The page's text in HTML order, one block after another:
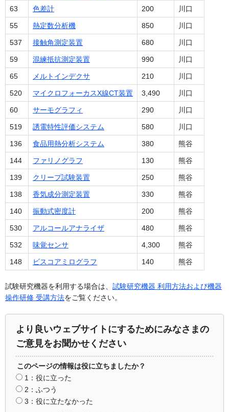
63 色差計 200 川口
55 熱定数分析機 850 川口
537 接触角測定装置 680 川口
59 混練抵抗測定装置 990 川口
65 メルトインデクサ 210 川口
520 マイクロフォーカスX線CT装置 3,490 川口
60 サーモグラフィ 290 川口
519 誘電特性評価システム 580 川口
136 食品用熱分析システム 380 熊谷
144 ファリノグラフ 130 熊谷
139 クリープ試験装置 250 熊谷
138 香気成分測定装置 330 熊谷
140 振動式密度計 200 熊谷
530 アルコールアナライザ 480 熊谷
532 味覚センサ 4,300 熊谷
148 ビスコアミログラフ 140 熊谷
試験研究機器を利用する場合は、 試験研究機器 利用方法および機器
操作研修 受講方法をご覧ください。
より良いウェブサイトにするためにみなさまの
ご意見をお聞かせください
このページの情報は役に立ちましたか？
1：役に立った
2：ふつう
3：役に立たなかった